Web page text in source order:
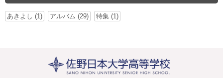
あきよし (1) アルバム (29) 特集 (1)